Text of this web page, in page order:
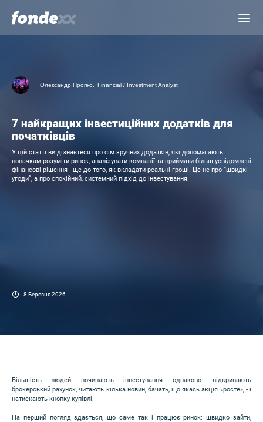
Menu
Олександр Пропко. Financial / Investment Analyst
7 найкращих інвестиційних додатків для
початківців
У цій статті ви дізнаєтеся про сім зручних додатків, які допомагають
новачкам розуміти ринок, аналізувати компанії та приймати більш усвідомлені
фінансові рішення - ще до того, як вкладати реальні гроші. Це не про “швидкі
угоди”, а про спокійний, системний підхід до інвестування.
8 Березня 2026
Більшість людей починають інвестування однаково: відкривають
брокерський рахунок, читають кілька новин, бачать, що якась акція «росте», - і
натискають кнопку купівлі.
На перший погляд здається, що саме так і працює ринок: швидко зайти,